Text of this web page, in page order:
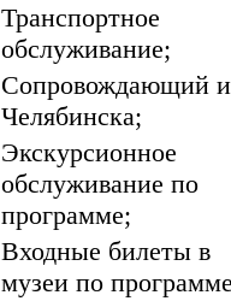
Транспортное
обслуживание;
Сопровождающий
Челябинска;
Экскурсионное
обслуживание по
программе;
Входные билеты в
музеи по